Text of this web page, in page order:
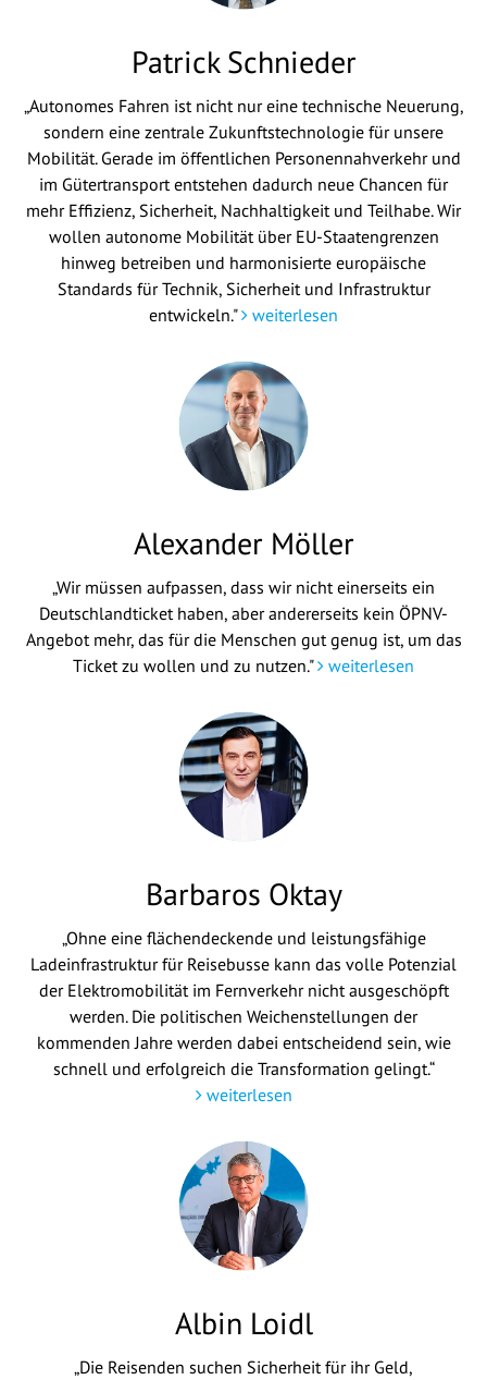
Patrick Schnieder
„Autonomes Fahren ist nicht nur eine technische Neuerung,
sondern eine zentrale Zukunftstechnologie für unsere
Mobilität. Gerade im öffentlichen Personennahverkehr und
im Gütertransport entstehen dadurch neue Chancen für
mehr Effizienz, Sicherheit, Nachhaltigkeit und Teilhabe. Wir
wollen autonome Mobilität über EU-Staatengrenzen
hinweg betreiben und harmonisierte europäische
Standards für Technik, Sicherheit und Infrastruktur
entwickeln."
weiterlesen
Alexander Möller
„Wir müssen aufpassen, dass wir nicht einerseits ein
Deutschlandticket haben, aber andererseits kein ÖPNV-
Angebot mehr, das für die Menschen gut genug ist, um das
Ticket zu wollen und zu nutzen."
weiterlesen
Barbaros Oktay
„Ohne eine flächendeckende und leistungsfähige
Ladeinfrastruktur für Reisebusse kann das volle Potenzial
der Elektromobilität im Fernverkehr nicht ausgeschöpft
werden. Die politischen Weichenstellungen der
kommenden Jahre werden dabei entscheidend sein, wie
schnell und erfolgreich die Transformation gelingt.“
weiterlesen
Albin Loidl
„Die Reisenden suchen Sicherheit für ihr Geld,